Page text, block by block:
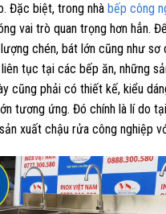
Đặc biệt, trong nhà bếp công
vai trò quan trọng hơn hẳn.
chén, bát lớn cũng như sơ
tục tại các bếp ăn, những
cũng phải có thiết kế, kiểu
tương ứng. Đó chính là lí do
xuất chậu rửa công nghiệp